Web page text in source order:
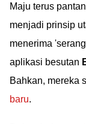
Maju terus
menjadi prinsip
menerima
aplikasi besutan
Bahkan, mereka
baru.